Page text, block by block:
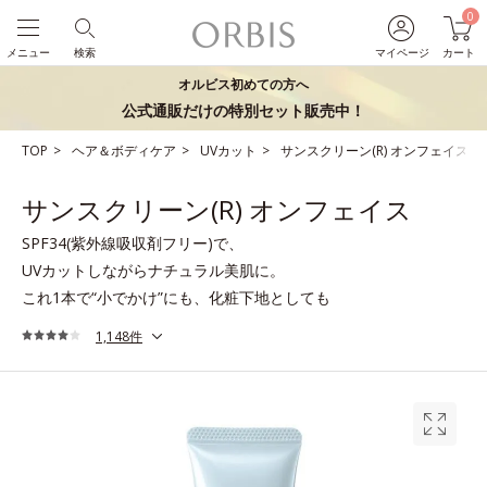
マイページ
0
カート
検索
メニュー
オルビス初めての方へ
公式通販だけの特別セット販売中！
TOP ヘア＆ボディケア UVカット サンスクリーン(R) オンフェイス
サンスクリーン(R) オンフェイス
SPF34(紫外線吸収剤フリー)で、
UVカットしながらナチュラル美肌に。
これ1本で“小でかけ”にも、化粧下地としても
1,148件